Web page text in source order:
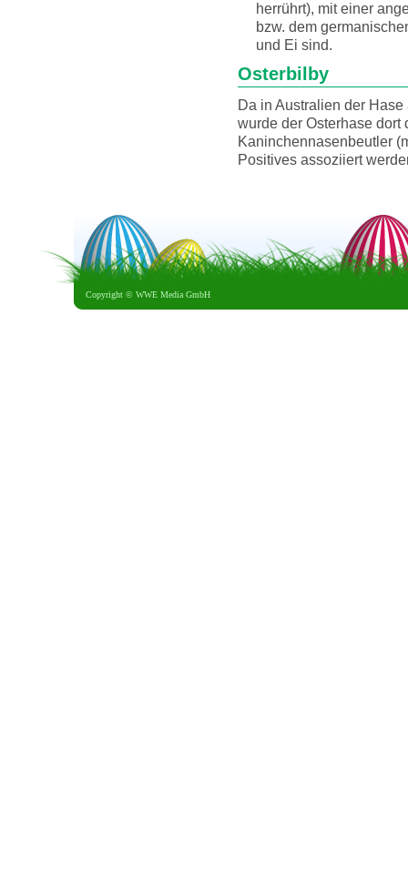
herrührt), mit einer
bzw. dem
und Ei sind.
Osterbilby
Da in Australien der
wurde der Osterhase dort
Kaninchennasenbeutler
Positives assoziiert
Copyright © WWE Media GmbH